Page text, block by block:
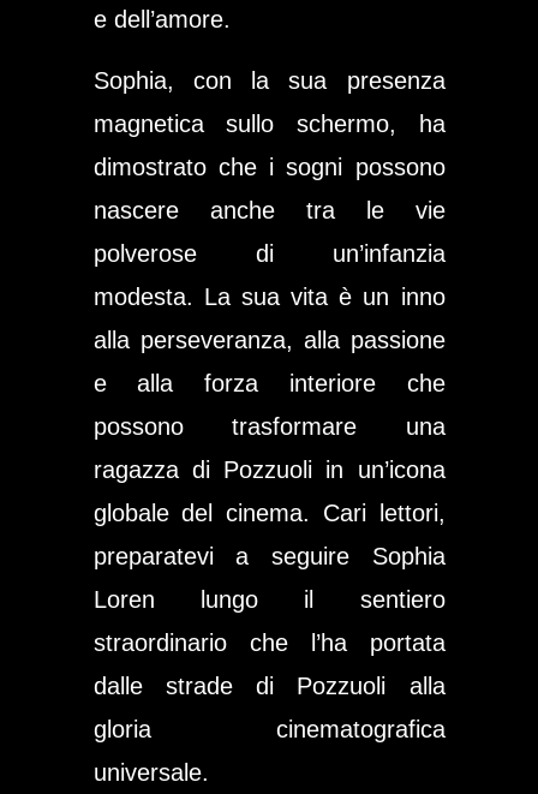
e dell’amore.
Sophia, con la sua presenza
magnetica sullo schermo, ha
dimostrato che i sogni possono
nascere anche tra le vie
polverose di un’infanzia
modesta. La sua vita è un inno
alla perseveranza, alla passione
e alla forza interiore che
possono trasformare una
ragazza di Pozzuoli in un’icona
globale del cinema. Cari lettori,
preparatevi a seguire Sophia
Loren lungo il sentiero
straordinario che l’ha portata
dalle strade di Pozzuoli alla
gloria cinematografica
universale.